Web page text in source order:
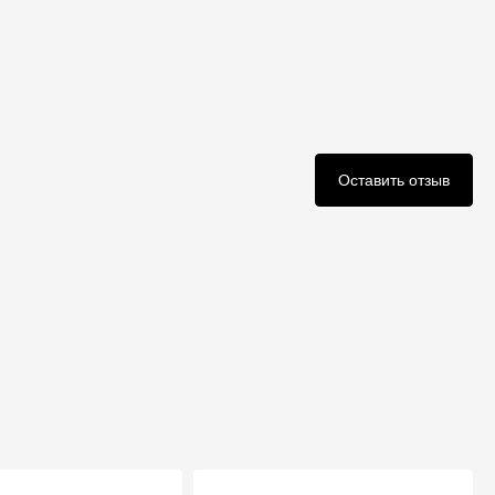
Оставить отзыв